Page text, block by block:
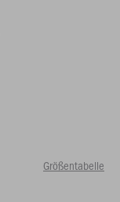
Größentabelle